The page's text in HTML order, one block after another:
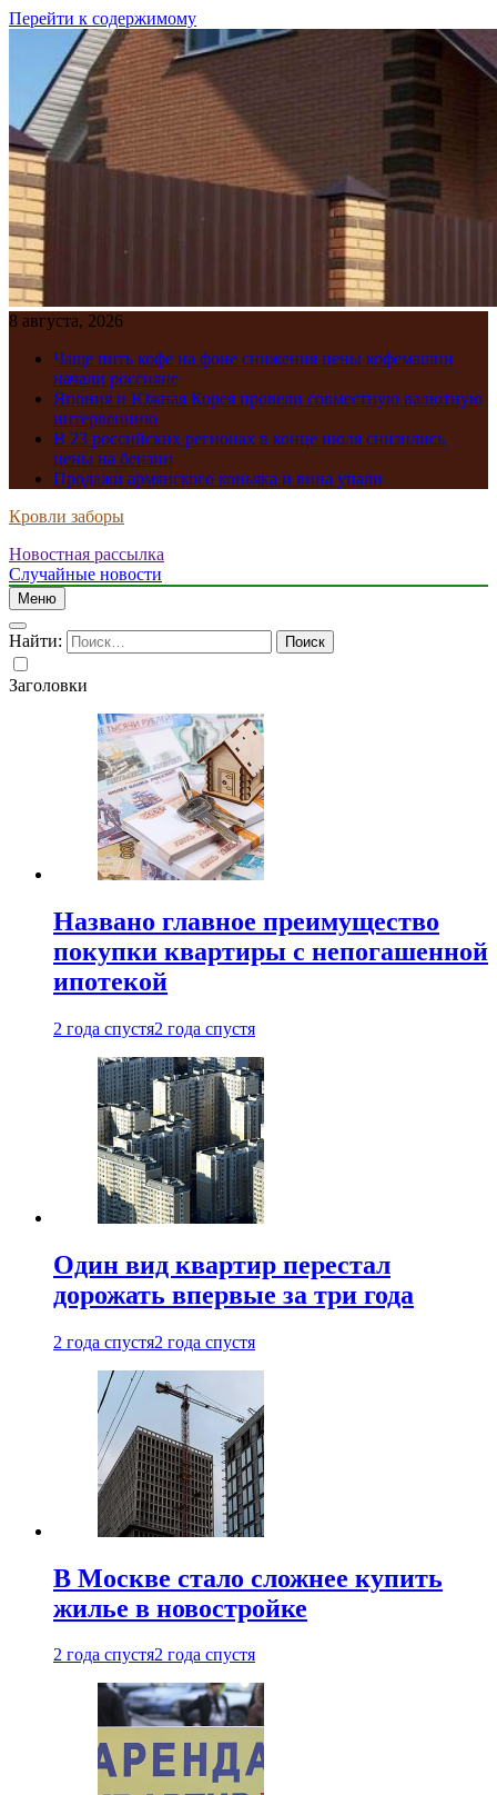
Перейти к содержимому
8 августа, 2026
Чаще пить кофе на фоне снижения цены кофемашин
начали россияне
Япония и Южная Корея провели совместную валютную
интервенцию
В 23 российских регионах в конце июля снизились
цены на бензин
Продажи армянского коньяка и вина упали
Кровли заборы
Новостная рассылка
Случайные новости
Меню
Найти:
Заголовки
Названо главное преимущество
покупки квартиры с непогашенной
ипотекой
2 года спустя2 года спустя
Один вид квартир перестал
дорожать впервые за три года
2 года спустя2 года спустя
В Москве стало сложнее купить
жилье в новостройке
2 года спустя2 года спустя